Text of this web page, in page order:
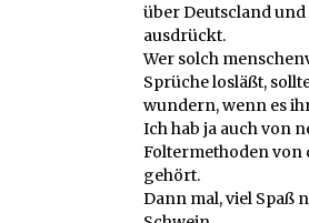
über Deutscland und
ausdrückt.
Wer solch
Sprüche losläßt,
wundern, wenn es
Ich hab ja auch von
Foltermethoden von
gehört.
Dann mal, viel Spaß